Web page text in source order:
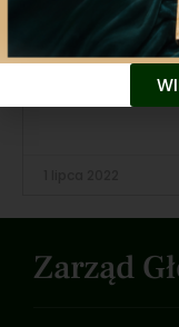
Wywiad z
Lisiakiem w
Zarząd